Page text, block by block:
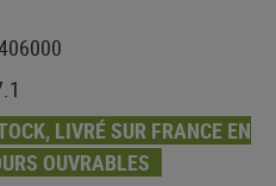
LIVRÉ SUR FRANCE EN
OUVRABLES